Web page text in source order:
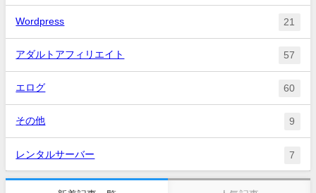
Wordpress 21
アダルトアフィリエイト 57
エログ 60
その他 9
レンタルサーバー 7